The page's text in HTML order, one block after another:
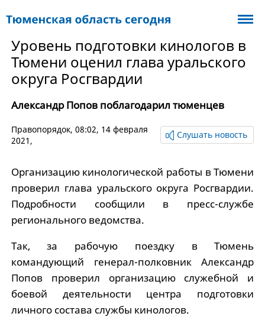
Уровень подготовки кинологов в
Тюмени оценил глава уральского
округа Росгвардии
Александр Попов поблагодарил тюменцев
Правопорядок, 08:02, 14 февраля
2021,
Слушать новость
Организацию кинологической работы в Тюмени
проверил глава уральского округа Росгвардии.
Подробности сообщили в пресс-службе
регионального ведомства.
Так, за рабочую поездку в Тюмень
командующий генерал-полковник Александр
Попов проверил организацию служебной и
боевой деятельности центра подготовки
личного состава службы кинологов.